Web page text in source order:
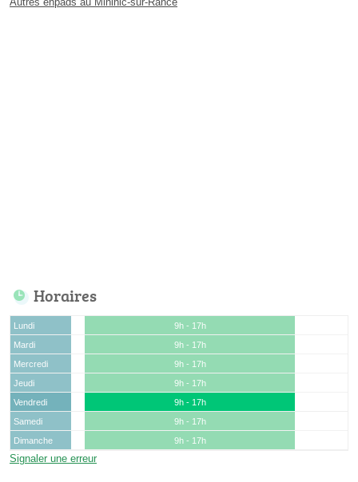
Horaires
Lundi
9h - 17h
Mardi
9h - 17h
Mercredi
9h - 17h
Jeudi
9h - 17h
Vendredi
9h - 17h
Samedi
9h - 17h
Dimanche
9h - 17h
Signaler une erreur